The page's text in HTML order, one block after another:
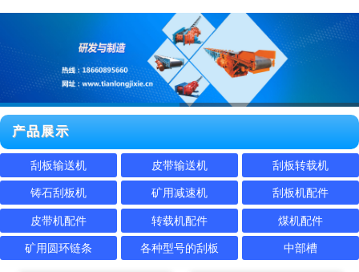
产品展示
刮板输送机 皮带输送机 刮板转载机
铸石刮板机 矿用减速机 刮板机配件
皮带机配件 转载机配件 煤机配件
矿用圆环链条 各种型号的刮板 中部槽